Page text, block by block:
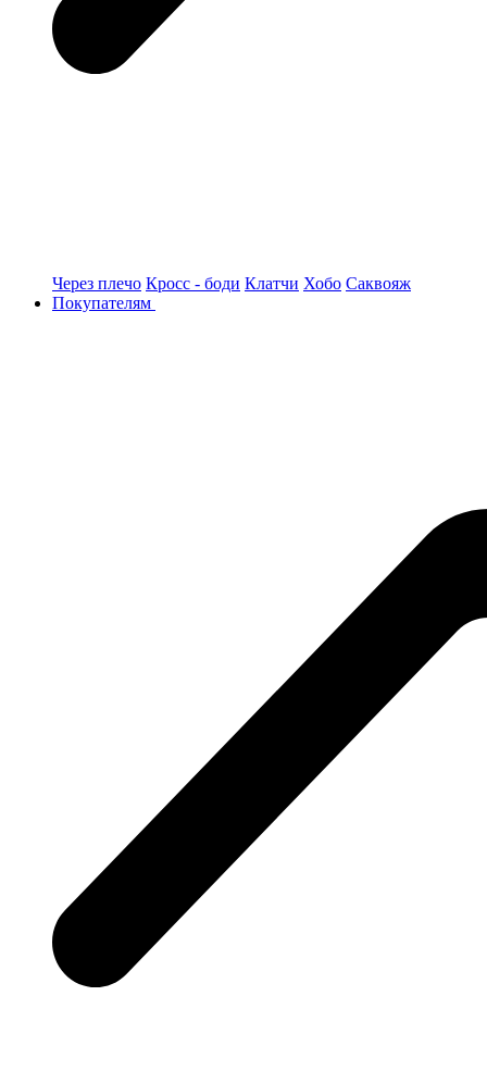
Через плечо Кросс - боди Клатчи Хобо Саквояж
Покупателям